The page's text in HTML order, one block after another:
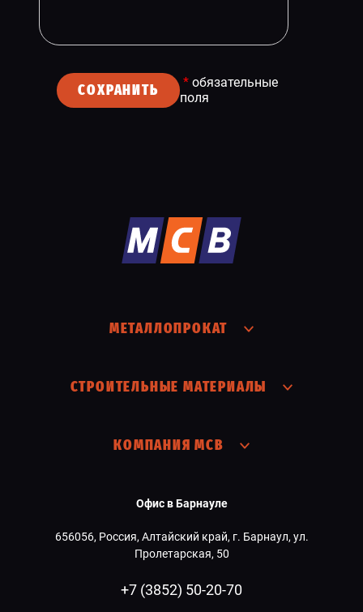
СОХРАНИТЬ * обязательные
поля
МЕТАЛЛОПРОКАТ
СТРОИТЕЛЬНЫЕ МАТЕРИАЛЫ
КОМПАНИЯ МСВ
Офис в Барнауле
656056, Россия, Алтайский край, г. Барнаул, ул.
Пролетарская, 50
+7 (3852) 50-20-70